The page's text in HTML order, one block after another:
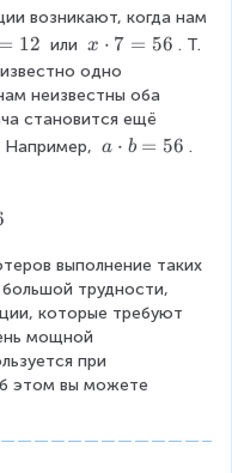
c
{
5
4
6
7
}
возникают, когда нам
= 12 или x
\
c
d
6
x ⋅ 7 = 56 . Т.
одно
неизвестны оба
становится ещё
Например, a
t
b
=
6
a ⋅ b = 56 .
выполнение таких
трудности,
которые требуют
мощной
при
этом вы можете